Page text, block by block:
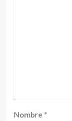
Nombre *